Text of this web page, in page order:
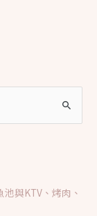
與KTV、烤肉、